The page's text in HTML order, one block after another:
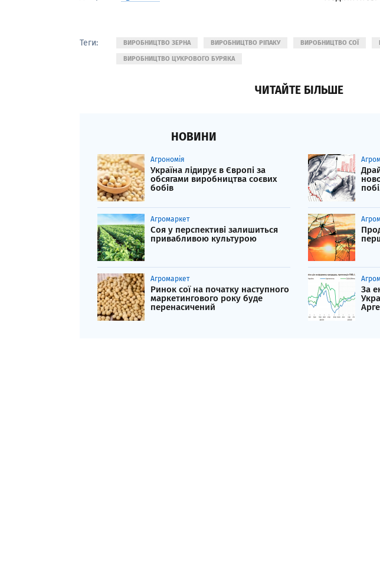
Теги: ВИРОБНИЦТВО ЗЕРНА ВИРОБНИЦТВО РІПАКУ ВИРОБНИЦТВО СОЇ
ВИРОБНИЦТВО ЦУКРОВОГО БУРЯКА
ЧИТАЙТЕ БІЛЬШЕ
НОВИНИ
Агрономія
Україна лідирує в Європі за
обсягами виробництва соєвих
бобів
Агромаркет
Соя у перспективі залишиться
привабливою культурою
Агромаркет
Ринок сої на початку наступного
маркетингового року буде
перенасичений
За